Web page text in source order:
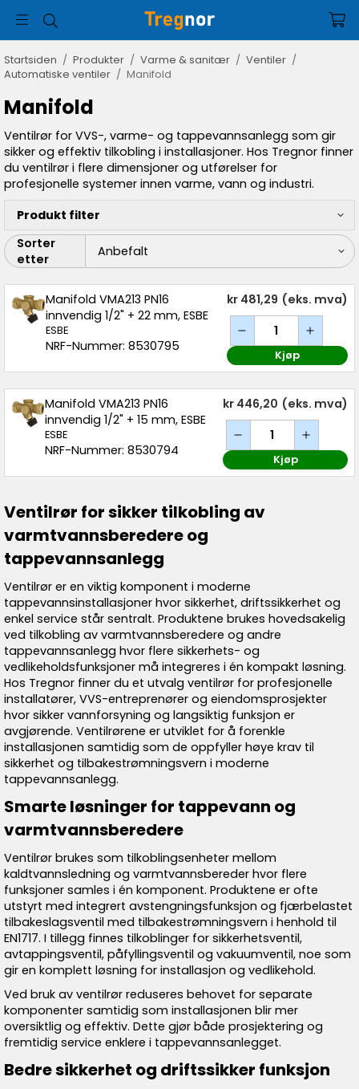
Startsiden / Produkter / Varme & sanitær / Ventiler /
Automatiske ventiler / Manifold
Manifold
Ventilrør for VVS-, varme- og tappevannsanlegg som gir
sikker og effektiv tilkobling i installasjoner. Hos Tregnor finner
du ventilrør i flere dimensjoner og utførelser for
profesjonelle systemer innen varme, vann og industri.
Produkt filter
Sorter
etter
Manifold VMA213 PN16
innvendig 1/2" + 22 mm, ESBE
ESBE
NRF-Nummer: 8530795
kr 481,29 (eks. mva)
Kjøp
Manifold VMA213 PN16
innvendig 1/2" + 15 mm, ESBE
ESBE
NRF-Nummer: 8530794
kr 446,20 (eks. mva)
Kjøp
Ventilrør for sikker tilkobling av
varmtvannsberedere og
tappevannsanlegg
Ventilrør er en viktig komponent i moderne
tappevannsinstallasjoner hvor sikkerhet, driftssikkerhet og
enkel service står sentralt. Produktene brukes hovedsakelig
ved tilkobling av varmtvannsberedere og andre
tappevannsanlegg hvor flere sikkerhets- og
vedlikeholdsfunksjoner må integreres i én kompakt løsning.
Hos Tregnor finner du et utvalg ventilrør for profesjonelle
installatører, VVS-entreprenører og eiendomsprosjekter
hvor sikker vannforsyning og langsiktig funksjon er
avgjørende. Ventilrørene er utviklet for å forenkle
installasjonen samtidig som de oppfyller høye krav til
sikkerhet og tilbakestrømningsvern i moderne
tappevannsanlegg.
Smarte løsninger for tappevann og
varmtvannsberedere
Ventilrør brukes som tilkoblingsenheter mellom
kaldtvannsledning og varmtvannsbereder hvor flere
funksjoner samles i én komponent. Produktene er ofte
utstyrt med integrert avstengningsfunksjon og fjærbelastet
tilbakeslagsventil med tilbakestrømningsvern i henhold til
EN1717. I tillegg finnes tilkoblinger for sikkerhetsventil,
avtappingsventil, påfyllingsventil og vakuumventil, noe som
gir en komplett løsning for installasjon og vedlikehold.
Ved bruk av ventilrør reduseres behovet for separate
komponenter samtidig som installasjonen blir mer
oversiktlig og effektiv. Dette gjør både prosjektering og
fremtidig service enklere i tappevannsanlegget.
Bedre sikkerhet og driftssikker funksjon